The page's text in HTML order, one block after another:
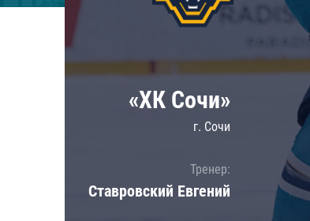
Локомотив
ЦСКА
Шанхайские Драконы
«ХК Сочи»
г. Сочи
Тренер:
Ставровский Евгений